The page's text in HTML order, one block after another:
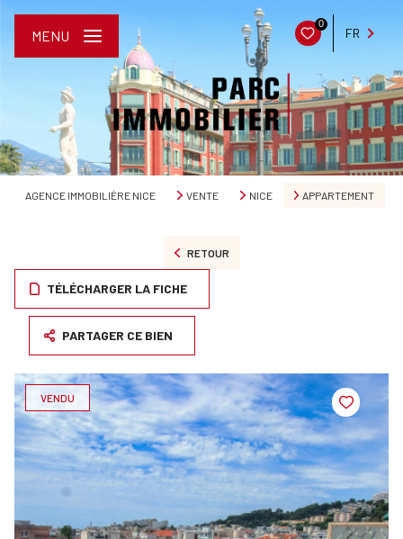
0
FR
MENU
AGENCE IMMOBILIÈRE NICE VENTE NICE APPARTEMENT
RETOUR
TÉLÉCHARGER LA FICHE
PARTAGER CE BIEN
VENDU